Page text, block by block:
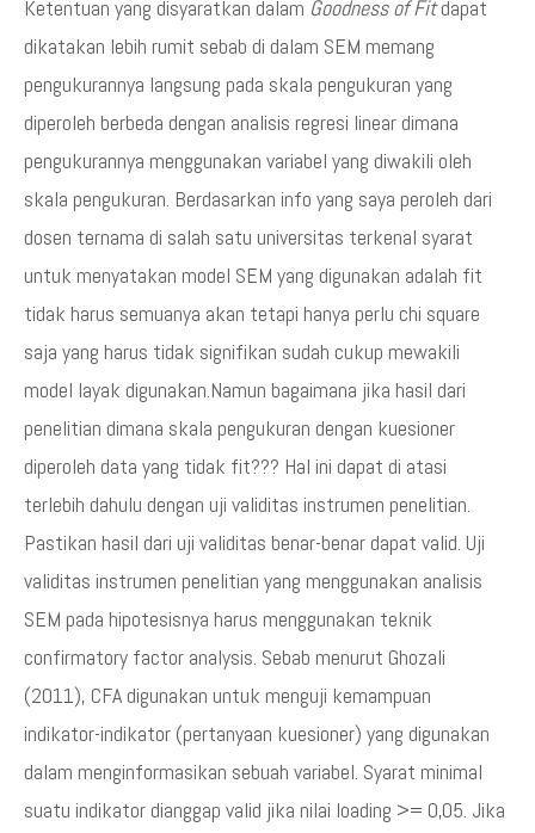
Ketentuan yang disyaratkan dalam Goodness of Fitdapat
dikatakan lebih rumit sebab di dalam SEM memang
pengukurannya langsung pada skala pengukuran yang
diperoleh berbeda dengan analisis regresi linear dimana
pengukurannya menggunakan variabel yang diwakili oleh
skala pengukuran. Berdasarkan info yang saya peroleh dari
dosen ternama di salah satu universitas terkenal syarat
untuk menyatakan model SEM yang digunakan adalah fit
tidak harus semuanya akan tetapi hanya perlu chi square
saja yang harus tidak signifikan sudah cukup mewakili
model layak digunakan.Namun bagaimana jika hasil dari
penelitian dimana skala pengukuran dengan kuesioner
diperoleh data yang tidak fit??? Hal ini dapat di atasi
terlebih dahulu dengan uji validitas instrumen penelitian.
Pastikan hasil dari uji validitas benar-benar dapat valid. Uji
validitas instrumen penelitian yang menggunakan analisis
SEM pada hipotesisnya harus menggunakan teknik
confirmatory factor analysis. Sebab menurut Ghozali
(2011), CFA digunakan untuk menguji kemampuan
indikator-indikator (pertanyaan kuesioner) yang digunakan
dalam menginformasikan sebuah variabel. Syarat minimal
suatu indikator dianggap valid jika nilai loading >= 0,05. Jika